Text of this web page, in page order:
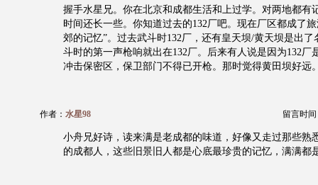
握手水星兄。你在北京和成都生活和上过学。对两地都有
时间还长一些。你知道过去的132厂吧。现在厂区都成了
郊的记忆”。过去武斗时132厂，还有皇天坝/黄天坝是出了
斗时的第一声枪响就出在132厂。后来有人说是因为132厂
冲击保密区，保卫部门不得已开枪。那时觉得黄田坝好远
作者： 水星98 留言时间
小舟兄好诗，读来满是老成都的味道，好像又走过那些熟
的成都人，这些旧景旧人都是心底最珍贵的记忆，满满都